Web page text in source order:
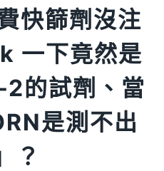
快篩劑沒注
一下竟然是
的試劑、當
是測不出
？